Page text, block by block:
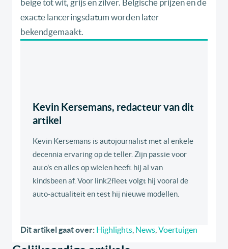
beige tot wit, grijs en zilver. Belgische prijzen en de
exacte lanceringsdatum worden later
bekendgemaakt.
Kevin Kersemans, redacteur van dit
artikel
Kevin Kersemans is autojournalist met al enkele
decennia ervaring op de teller. Zijn passie voor
auto's en alles op wielen heeft hij al van
kindsbeen af. Voor link2fleet volgt hij vooral de
auto-actualiteit en test hij nieuwe modellen.
Dit artikel gaat over: Highlights News Voertuigen